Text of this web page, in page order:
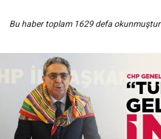
Bu haber toplam 1629 defa okunmuştur